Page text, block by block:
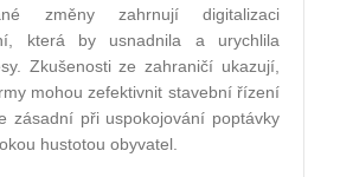
změny zahrnují digitalizaci
která by usnadnila a urychlila
Zkušenosti ze zahraničí ukazují,
mohou zefektivnit stavební řízení
zásadní při uspokojování poptávky
hustotou obyvatel​.